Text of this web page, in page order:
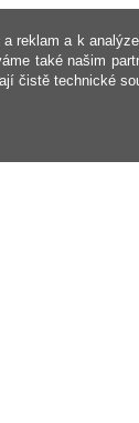
reklam a k
také našim
čistě technické